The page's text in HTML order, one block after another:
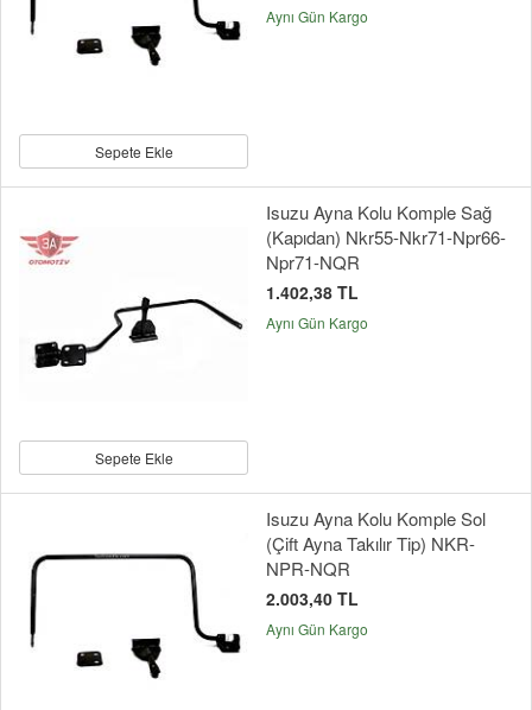
Sepete Ekle
Aynı Gün Kargo
Sepete Ekle
Isuzu Ayna Kolu Komple Sağ
(Kapıdan) Nkr55-Nkr71-Npr66-
Npr71-NQR
1.402,38 TL
Aynı Gün Kargo
Isuzu Ayna Kolu Komple Sol
(Çift Ayna Takılır Tip) NKR-
NPR-NQR
2.003,40 TL
Aynı Gün Kargo